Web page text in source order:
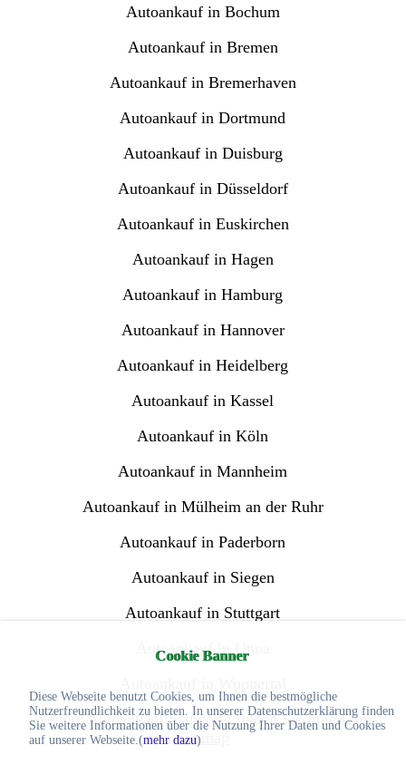
Cookie Banner
Diese Webseite benutzt Cookies, um Ihnen die bestmögliche
Nutzerfreundlichkeit zu bieten. In unserer Datenschutzerklärung finden
Sie weitere Informationen über die Nutzung Ihrer Daten und Cookies
auf unserer Webseite.(mehr dazu)
Autoankauf in Bochum
Autoankauf in Bremen
Autoankauf in Bremerhaven
Autoankauf in Dortmund
Autoankauf in Duisburg
Autoankauf in Düsseldorf
Autoankauf in Euskirchen
Autoankauf in Hagen
Autoankauf in Hamburg
Autoankauf in Hannover
Autoankauf in Heidelberg
Autoankauf in Kassel
Autoankauf in Köln
Autoankauf in Mannheim
Autoankauf in Mülheim an der Ruhr
Autoankauf in Paderborn
Autoankauf in Siegen
Autoankauf in Stuttgart
Autoankauf in Unna
Weitere Autoankauf Standorte finden Sie in unserer
Sitemap